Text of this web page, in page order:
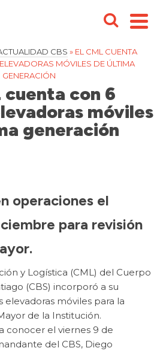
CBS » EL CML CUENTA
MÓVILES DE ÚLTIMA
GENERACIÓN
cuenta con 6
móviles
generación
operaciones el
para revisión
y Logística (CML) del Cuerpo
(CBS) incorporó a su
elevadoras móviles para la
de la Institución.
conocer el viernes 9 de
del CBS, Diego